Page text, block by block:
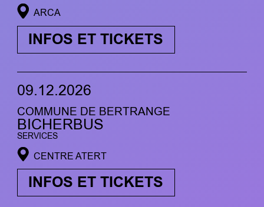
ARCA
INFOS ET TICKETS
09.12.2026
COMMUNE DE BERTRANGE
BICHERBUS
SERVICES
CENTRE ATERT
INFOS ET TICKETS